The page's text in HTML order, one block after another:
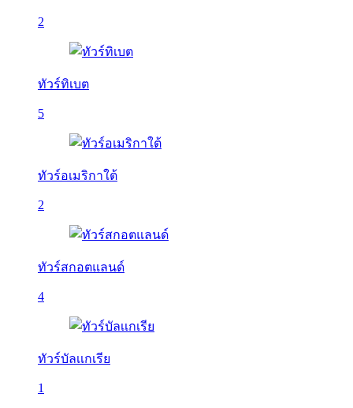
2
ทัวร์ทิเบต
5
ทัวร์อเมริกาใต้
2
ทัวร์สกอตแลนด์
4
ทัวร์บัลเเกเรีย
1